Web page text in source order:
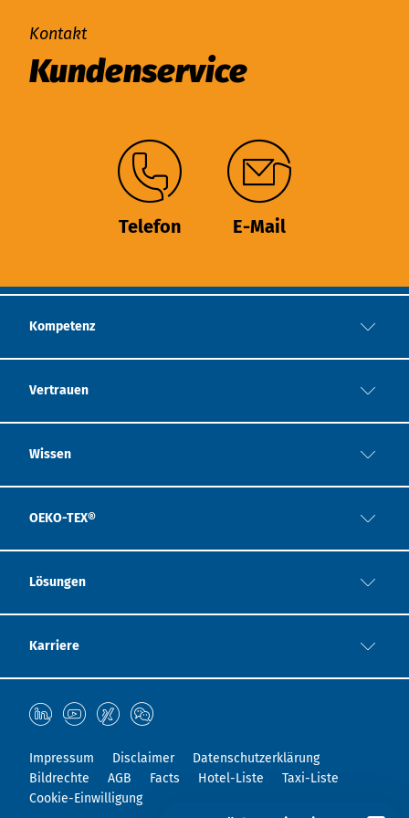
Kontakt
Kundenservice
Telefon E-Mail
Kompetenz
Vertrauen
Wissen
OEKO-TEX®
Lösungen
Karriere
Impressum Disclaimer
Datenschutzerklärung
Bildrechte
AGB Facts Hotel-Liste
Taxi-Liste
Cookie-Einwilligung